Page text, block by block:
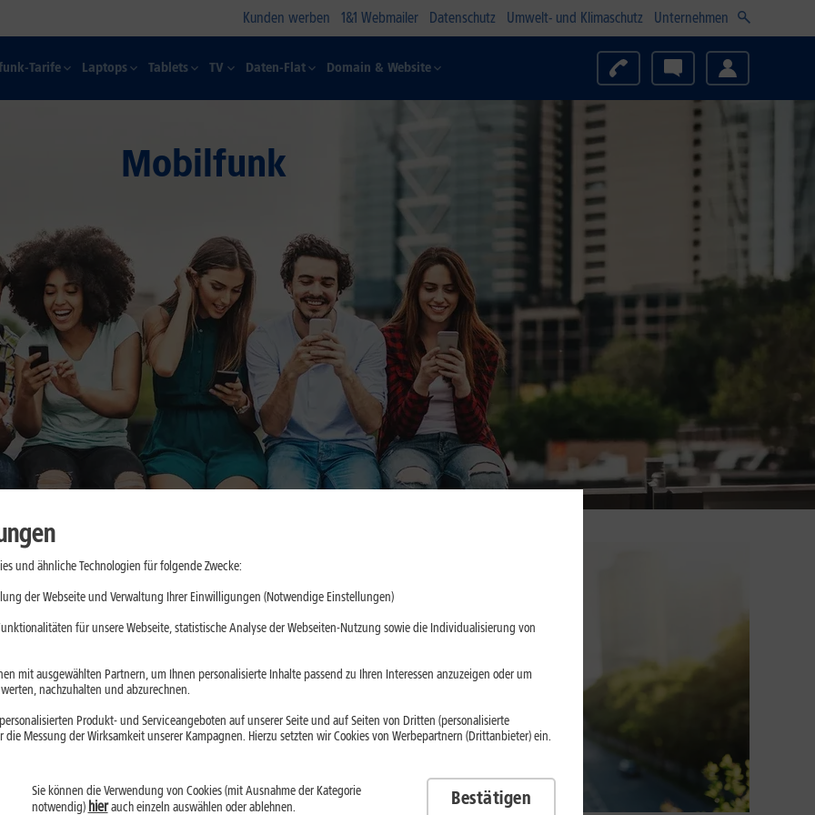
Kunden werben 1&1 Webmailer Datenschutz Umwelt- und Klimaschutz Unternehmen
Tarife Laptops Tablets TV Daten-Flat Domain & Website
Mobilfunk
Updates
belasten. Mit
kannst Du
und ähnliche Technologien für folgende Zwecke:
der Webseite und Verwaltung Ihrer Einwilligungen (Notwendige Einstellungen)
für unsere Webseite, statistische Analyse der Webseiten-Nutzung sowie die Individualisierung von
mit ausgewählten Partnern, um Ihnen personalisierte Inhalte passend zu Ihren Interessen anzuzeigen oder um
nachzuhalten und abzurechnen.
Produkt- und Serviceangeboten auf unserer Seite und auf Seiten von Dritten (personalisierte
Messung der Wirksamkeit unserer Kampagnen. Hierzu setzten wir Cookies von Werbepartnern (Drittanbieter) ein.
Sie können die Verwendung von Cookies (mit Ausnahme der Kategorie
notwendig) hierauch einzeln auswählen oder ablehnen. Bestätigen